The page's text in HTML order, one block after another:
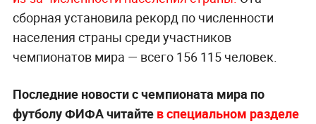
сборная установила рекорд по численности
населения страны среди участников
чемпионатов мира — всего 156 115 человек.
Последние новости с чемпионата мира по
футболу ФИФА читайте в специальном разделе